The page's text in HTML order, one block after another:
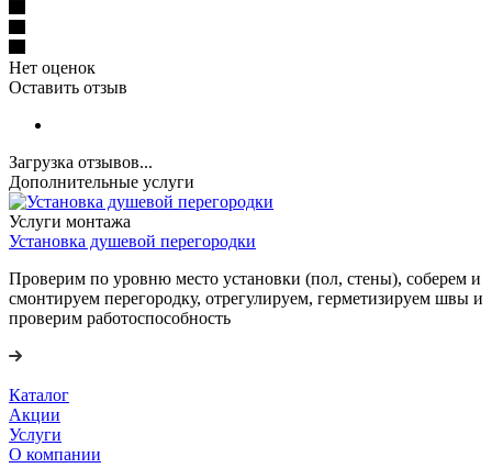
Нет оценок
Оставить отзыв
Загрузка отзывов...
Дополнительные услуги
Услуги монтажа
Установка душевой перегородки
Проверим по уровню место установки (пол, стены), соберем и
смонтируем перегородку, отрегулируем, герметизируем швы и
проверим работоспособность
Каталог
Акции
Услуги
О компании